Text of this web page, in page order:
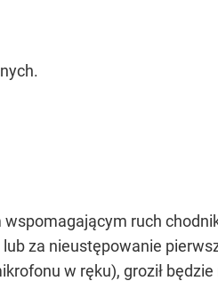
ruch
za nieustępowanie
w ręku), groził będzie